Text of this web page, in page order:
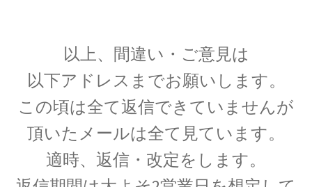
エルンスト・マッハ
【実証論の立場から認識の問題を議論】
以上、間違い・ご意見は
以下アドレスまでお願いします。
この頃は全て返信できていませんが
頂いたメールは全て見ています。
適時、返信・改定をします。